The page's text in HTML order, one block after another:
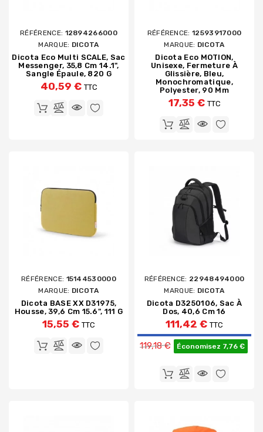
RÉFÉRENCE: 12894266000
MARQUE: DICOTA
Dicota Eco Multi SCALE, Sac
Messenger, 35,8 Cm 14.1",
Sangle Épaule, 820 G
40,59 € TTC
RÉFÉRENCE: 12593917000
MARQUE: DICOTA
Dicota Eco MOTION,
Unisexe, Fermeture À
Glissière, Bleu,
Monochromatique,
Polyester, 90 Mm
17,35 € TTC
RÉFÉRENCE: 15144530000
MARQUE: DICOTA
Dicota BASE XX D31975,
Housse, 39,6 Cm 15.6", 111 G
15,55 € TTC
RÉFÉRENCE: 22948494000
MARQUE: DICOTA
Dicota D3250106, Sac À
Dos, 40,6 Cm 16
111,42 € TTC
Prix de base
119,18 € Économisez 7,76 €